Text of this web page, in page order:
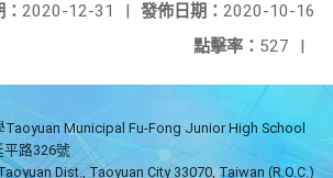
發佈日期： 2020-10-16
2020-12-31
|
點擊率： 527 |
Municipal Fu-Fong Junior High School
平路326號
Dist., Taoyuan City 33070, Taiwan (R.O.C.)